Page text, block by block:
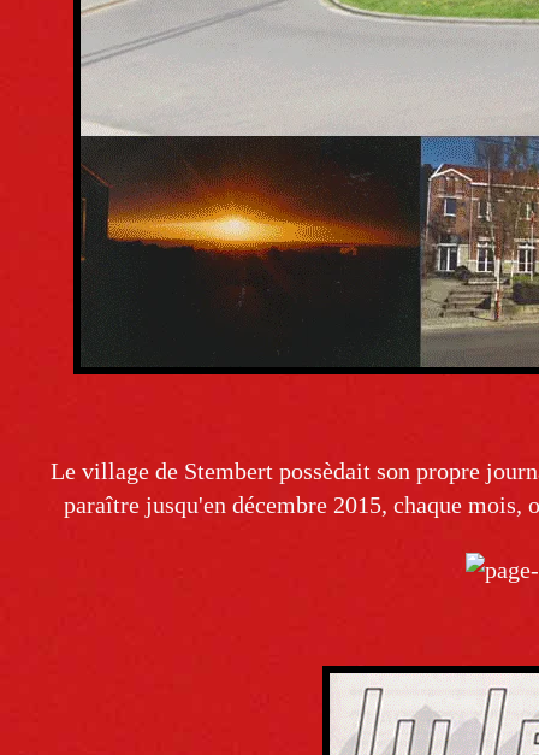
Le village de Stembert possèdait son propre
paraître jusqu'en décembre 2015, chaque